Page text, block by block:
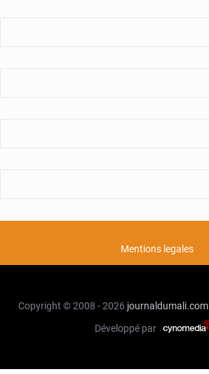
Mentions legales
Copyright © 2008 - 2026 journaldumali.com
Développé par